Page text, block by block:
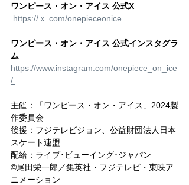
ワンピース・オン・アイス 公式X
https://ｘ.com/onepieceonice
ワンピース・オン・アイス 公式インスタグラ
ム
https://www.instagram.com/onepiece_on_ice
/
主催：「ワンピース・オン・アイス」2024製
作委員会
後援：フジテレビジョン、公益財団法人日本
スケート連盟
配給：ライブ･ビューイング･ジャパン
©尾田栄一郎／集英社・フジテレビ・東映ア
ニメーション